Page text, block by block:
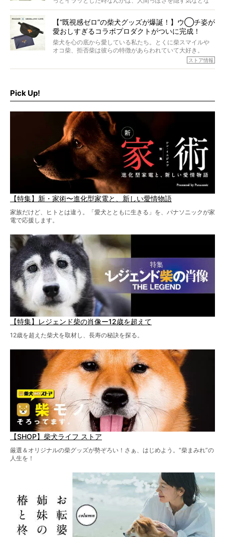
いように見えます。もしかして本当の本当は、中身は人間
【“既視感ゼロ”の柴犬グッズが爆誕！】ウ◯チ姿が
愛おしすぎるコラボプロダクトがついに完成！
柴犬を心の底から愛している私たち。とくに柴スマイルや
オコ柴、拒否柴は彼らの特徴があらわれていて大好き。
でもちょっと待て…もうひとつ、忘れてはならない愛おしい
ストア情報
Pick Up!
【特集】新・家術〜進化型家電と、新しい愛情物語
家族だけど、ヒトとは違う。「愛犬とともに生きる」を、パナソニックが家
電で応援します。
【特集】レジェンド柴の肖像ー12歳を超えて
12歳を超えた柴犬を取材し、長寿の秘訣を探る。
【SHOP】柴犬ライフ ストア
厳選＆オリジナルの柴グッズが勢ぞろい！さぁ、はじめよう。“柴まみれ”の
人生を！